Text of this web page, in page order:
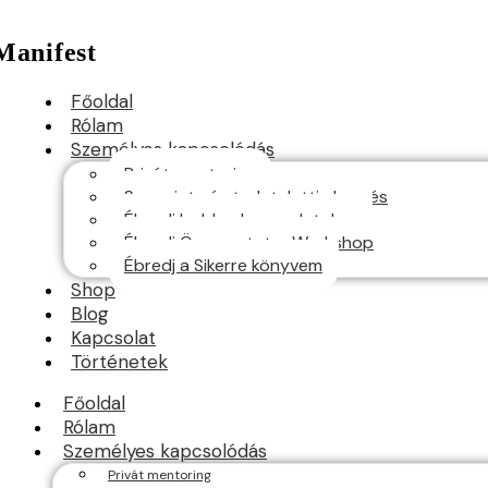
Főoldal
Rólam
Személyes kapcsolódás
Privát mentoring
Sorsminta és tudatalatti elemzés
Ébredj boldog kapcsolatokra
Ébredj Önszeretetre Workshop
Ébredj a Sikerre könyvem
Shop
Blog
Kapcsolat
Történetek
Főoldal
Rólam
Személyes kapcsolódás
Privát mentoring